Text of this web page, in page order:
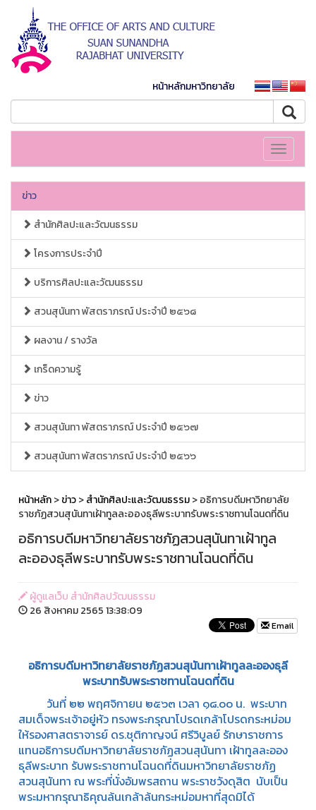
หน้าหลักมหาวิทยาลัย
Toggle
ข่าว
สำนักศิลปะและวัฒนธรรม
โครงการประจำปี
บริการศิลปะและวัฒนธรรม
สวนสุนันทา พัสตราภรณ์ ประจำปี ๒๕๖๘
ผลงาน / รางวัล
เกร็ดความรู้
ข่าว
สวนสุนันทา พัสตราภรณ์ ประจำปี ๒๕๖๗
สวนสุนันทา พัสตราภรณ์ ประจำปี ๒๕๖๖
หน้าหลัก>ข่าว>สำนักศิลปะและวัฒนธรรม> อธิการบดีมหาวิทยาลัย
ราชภัฏสวนสุนันทาเฝ้าทูลละอองธุลีพระบาทรับพระราชทานโฉนดที่ดิน
อธิการบดีมหาวิทยาลัยราชภัฏสวนสุนันทาเฝ้าทูล
ละอองธุลีพระบาทรับพระราชทานโฉนดที่ดิน
ผู้ดูแลเว็บ สำนักศิลปวัฒนธรรม
26 สิงหาคม 2565 13:38:09
Email
อธิการบดีมหาวิทยาลัยราชภัฏสวนสุนันทาเฝ้าทูลละอองธุลี
พระบาทรับพระราชทานโฉนดที่ดิน
วันที่ ๒๒ พฤศจิกายน ๒๕๖๓ เวลา ๑๘.๐๐ น. พระบาท
สมเด็จพระเจ้าอยู่หัว ทรงพระกรุณาโปรดเกล้าโปรดกระหม่อม
ให้รองศาสตราจารย์ ดร.ชุติกาญจน์ ศรีวิบูลย์ รักษาราชการ
แทนอธิการบดีมหาวิทยาลัยราชภัฏสวนสุนันทา เฝ้าทูลละออง
ธุลีพระบาท รับพระราชทานโฉนดที่ดินมหาวิทยาลัยราชภัฏ
สวนสุนันทา ณ พระที่นั่งอัมพรสถาน พระราชวังดุสิต นับเป็น
พระมหากรุณาธิคุณล้นเกล้าล้นกระหม่อมหาที่สุดมิได้